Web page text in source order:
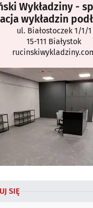
Wykładziny -
wykładzin
ul. Białostoczek 1/1/1
15-111 Białystok
SIĘ